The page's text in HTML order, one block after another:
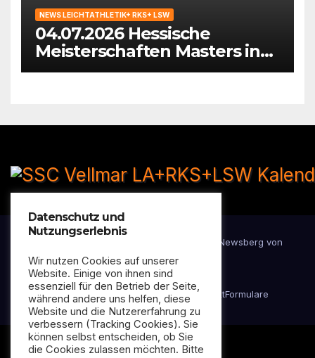
NEWS LEICHTATHLETIK+ RKS+ LSW
04.07.2026 Hessische
Meisterschaften Masters in
Hattersheim
Newsberg von
Themeansar
DatenschutzerklärungImpressum KontaktFormulare
Datenschutz und
Nutzungserlebnis
Wir nutzen Cookies auf unserer
Website. Einige von ihnen sind
essenziell für den Betrieb der Seite,
während andere uns helfen, diese
Website und die Nutzererfahrung zu
verbessern (Tracking Cookies). Sie
können selbst entscheiden, ob Sie
die Cookies zulassen möchten. Bitte